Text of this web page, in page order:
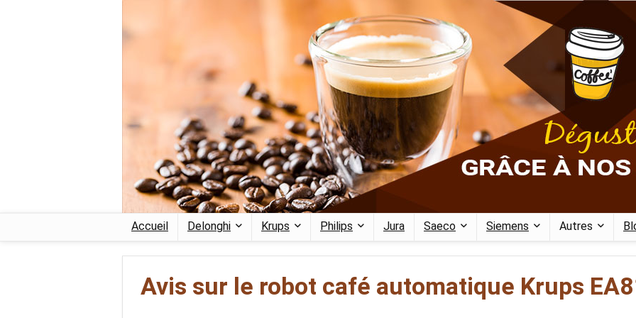
Accueil Delonghi Krups Philips Jura Saeco Siemens Autres
Avis sur le robot café automatique Krups